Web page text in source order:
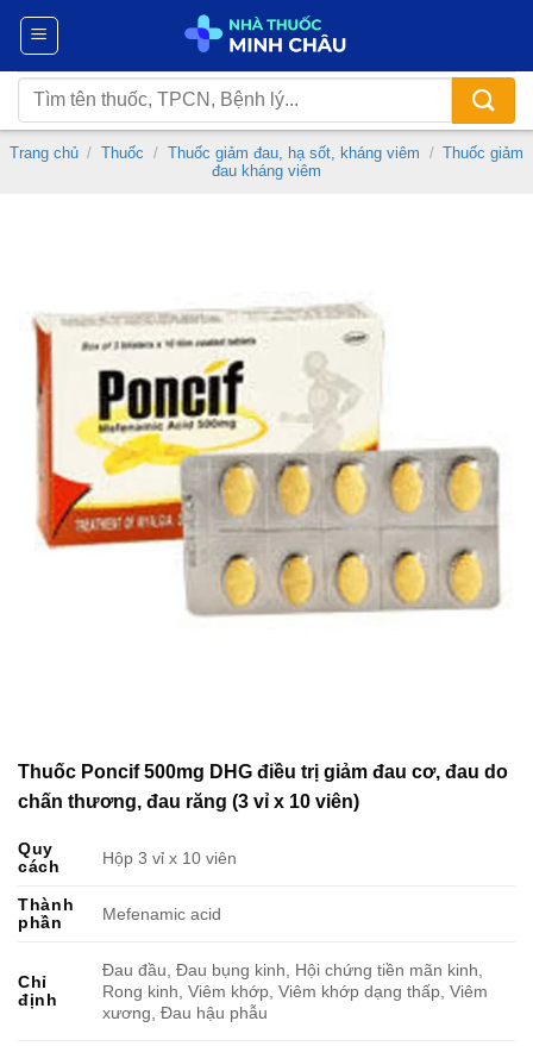
Chuyển
nội
dung
Tìm
kiếm:
Trang chủ / Thuốc / Thuốc giảm đau, hạ sốt, kháng viêm / Thuốc giảm
đau kháng viêm
Thuốc Poncif 500mg DHG điều trị giảm đau cơ, đau do
chấn thương, đau răng (3 vỉ x 10 viên)
Quy
cách
Hộp 3 vỉ x 10 viên
Thành
phần
Mefenamic acid
Chỉ
định
Đau đầu, Đau bụng kinh, Hội chứng tiền mãn kinh,
Rong kinh, Viêm khớp, Viêm khớp dạng thấp, Viêm
xương, Đau hậu phẫu